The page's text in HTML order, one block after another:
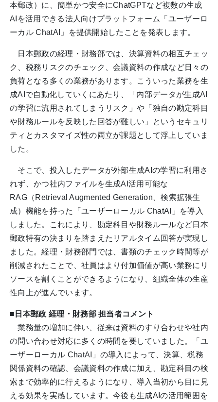
本郵政）に、簡単かつ安全にChatGPTなど複数の生成
AIを活用できる法人向けプラットフォーム「ユーザーロ
ーカル ChatAI」を提供開始したことを発表します。
日本郵政の経理・財務部では、決算資料の相互チェッ
ク、税務リスクのチェック、会議資料の作成など日々の
負荷となる多くの業務があります。こういった業務を生
成AIで自動化していくにあたり、「内部データが生成AI
の学習に流用されてしまうリスク」や「独自の勘定科目
や財務ルールを反映した回答が難しい」というセキュリ
ティとカスタマイズ性の両立が課題として浮上していま
した。
そこで、投入したデータが外部生成AIの学習に利用さ
れず、かつ社内ファイルを生成AI活用可能な
RAG（Retrieval Augmented Generation、検索拡張生
成）機能を持った「ユーザーローカル ChatAI」を導入
しました。これにより、勘定科目や財務ルールなど日本
郵政特有の決まりを踏まえたリアルタイム回答が実現し
ました。経理・財務部門では、書類のチェック時間等が
削減されたことで、社員はより付加価値が高い業務にリ
ソースを割くことができるようになり、組織全体の生産
性向上が進んでいます。
■日本郵政 経理・財務部 担当者コメント
業務量の増加に伴い、従来は資料のすり合わせや社内
の問い合わせ対応に多くの時間を要していました。「ユ
ーザーローカル ChatAI」の導入によって、決算、税務
関係資料の確認、会議資料の作成に加え、勘定科目の検
索まで効率的に行えるようになり、導入当初から目に見
える効果を実感しています。今後も生成AIの活用範囲を